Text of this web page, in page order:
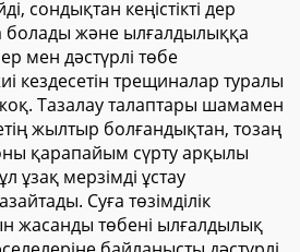
сондықтан кеңістікті дер
болады және ылғалдылыққа
мен дәстүрлі төбе
кездесетін трещиналар туралы
Тазалау талаптары шамамен
жылтыр болғандықтан, тозаң
қарапайым сүрту арқылы
ұзақ мерзімді ұстау
Суға төзімділік
жасанды төбені ылғалдылық